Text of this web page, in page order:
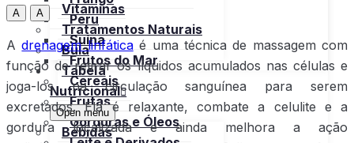
Peru
Suína
Frutos do Mar
Cereais
Frutas
Gorduras e Óleos
Vitaminas
Tratamentos Naturais
Bula
Tabela
Nutricional
Open menu
Bebidas
A A
Adrenagem linfáticaé uma técnica de massagem com
função de retirar os líquidos acumulados nas células e
joga-los na circulação sanguínea para serem
excretados. Ela é relaxante, combate a celulite e a
gordura localizada e ainda melhora a ação